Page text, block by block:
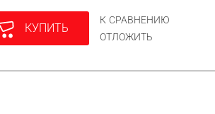
КУПИТЬ
К СРАВНЕНИЮ
ОТЛОЖИТЬ